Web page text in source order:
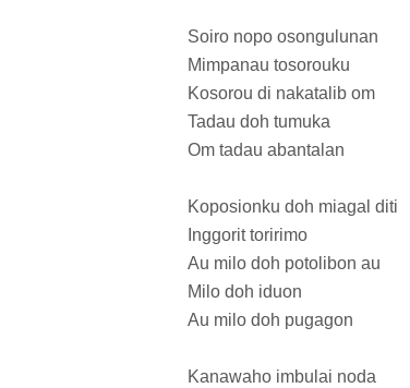
Soiro nopo osongulunan
Mimpanau tosorouku
Kosorou di nakatalib om
Tadau doh tumuka
Om tadau abantalan
Koposionku doh miagal diti
Inggorit toririmo
Au milo doh potolibon au
Milo doh iduon
Au milo doh pugagon
Kanawaho imbulai noda